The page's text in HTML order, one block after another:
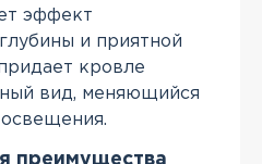
эффект
и приятной
кровле
вид, меняющийся
преимущества